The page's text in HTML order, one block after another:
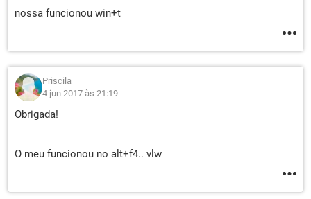
nossa funcionou win+t
Priscila
4 jun 2017 às 21:19
Obrigada!
O meu funcionou no alt+f4.. vlw